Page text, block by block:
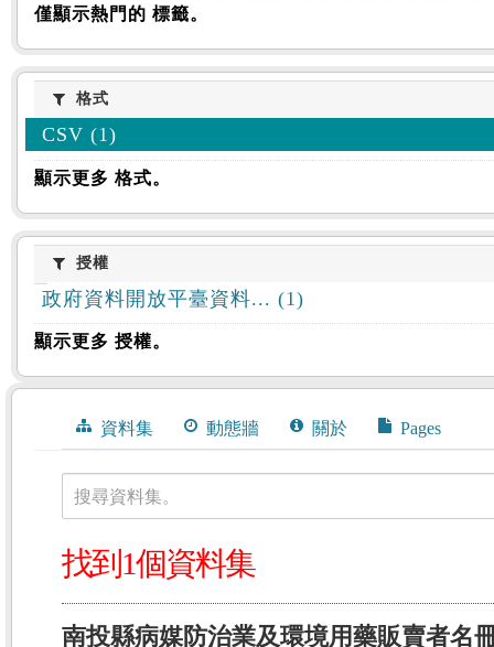
僅顯示熱門的 標籤。
格式格式
CSV (1)
顯示更多 格式。
授權授權
政府資料開放平臺資料... (1)
顯示更多 授權。
資料集 動態牆 關於 Pages
搜尋資料集。
找到1個資料集
南投縣病媒防治業及環境用藥販賣者名